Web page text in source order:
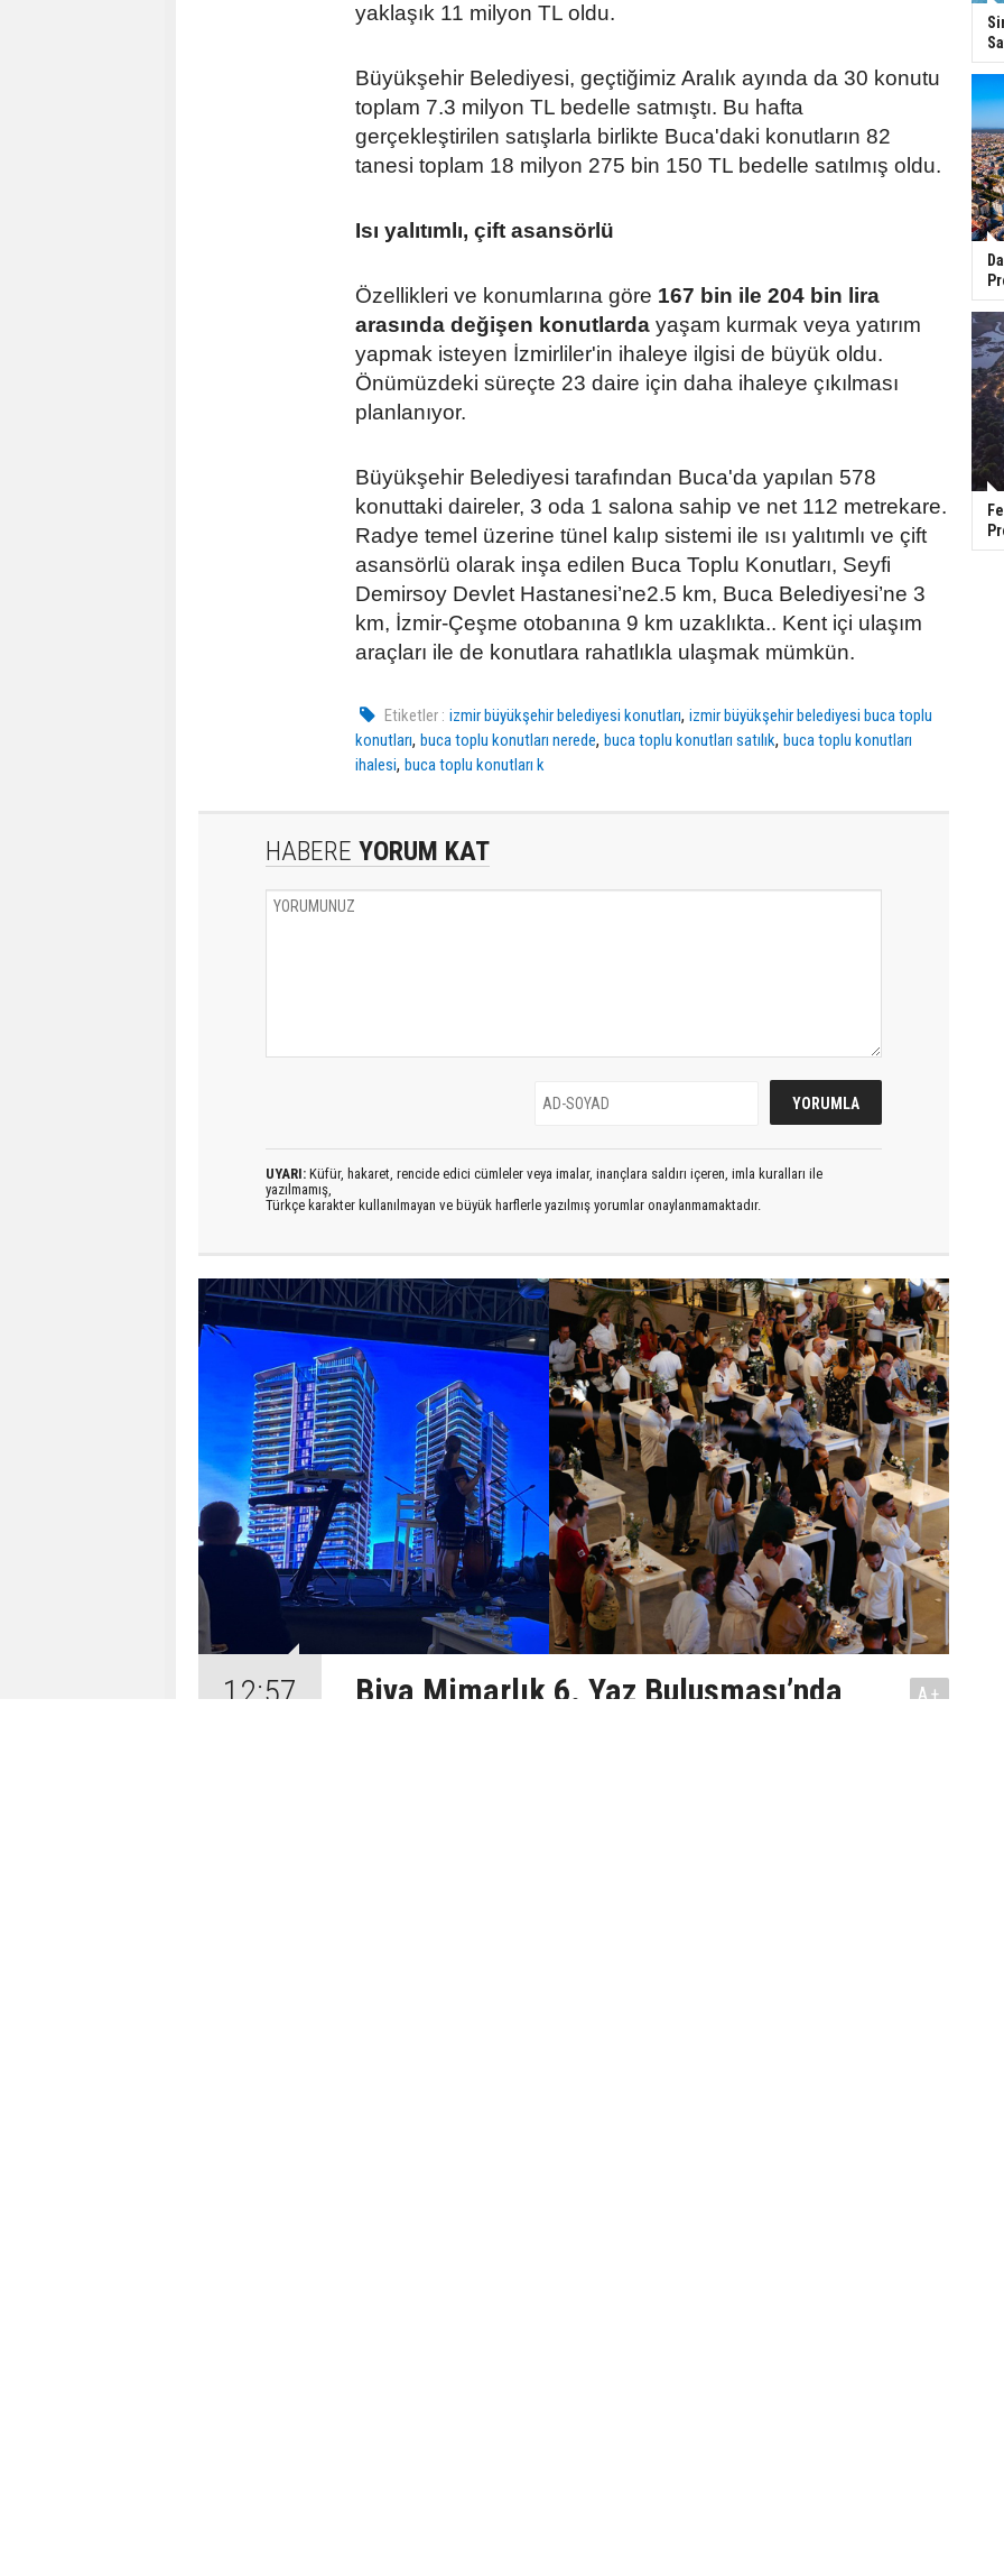
yaklaşık 11 milyon TL oldu.
Büyükşehir Belediyesi, geçtiğimiz Aralık ayında da 30 konutu
toplam 7.3 milyon TL bedelle satmıştı. Bu hafta
gerçekleştirilen satışlarla birlikte Buca'daki konutların 82
tanesi toplam 18 milyon 275 bin 150 TL bedelle satılmış oldu.
Isı yalıtımlı, çift asansörlü
Özellikleri ve konumlarına göre 167 bin ile 204 bin lira
arasında değişen konutlarda yaşam kurmak veya yatırım
yapmak isteyen İzmirliler'in ihaleye ilgisi de büyük oldu.
Önümüzdeki süreçte 23 daire için daha ihaleye çıkılması
planlanıyor.
Büyükşehir Belediyesi tarafından Buca'da yapılan 578
konuttaki daireler, 3 oda 1 salona sahip ve net 112 metrekare.
Radye temel üzerine tünel kalıp sistemi ile ısı yalıtımlı ve çift
asansörlü olarak inşa edilen Buca Toplu Konutları, Seyfi
Demirsoy Devlet Hastanesi’ne2.5 km, Buca Belediyesi’ne 3
km, İzmir-Çeşme otobanına 9 km uzaklıkta.. Kent içi ulaşım
araçları ile de konutlara rahatlıkla ulaşmak mümkün.
Etiketler : izmir büyükşehir belediyesi konutları,izmir büyükşehir belediyesi buca toplu
konutları, buca toplu konutları nerede, buca toplu konutları satılık, buca toplu konutları
ihalesi, buca toplu konutları k
HABERE YORUM KAT
UYARI: Küfür, hakaret, rencide edici cümleler veya imalar, inançlara saldırı içeren, imla kuralları ile
yazılmamış,
Türkçe karakter kullanılmayan ve büyük harflerle yazılmış yorumlar onaylanmamaktadır.
12:57
Biva Mimarlık 6. Yaz Buluşması’nda
A+